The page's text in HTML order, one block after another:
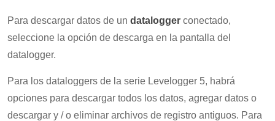
Para descargar datos de un datalogger conectado,
seleccione la opción de descarga en la pantalla del
datalogger.
Para los dataloggers de la serie Levelogger 5, habrá
opciones para descargar todos los datos, agregar datos o
descargar y / o eliminar archivos de registro antiguos. Para